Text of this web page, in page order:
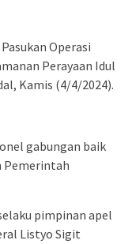
Operasi
Perayaan Idul
Kamis (4/4/2024).
gabungan baik
Pemerintah
pimpinan apel
Listyo Sigit